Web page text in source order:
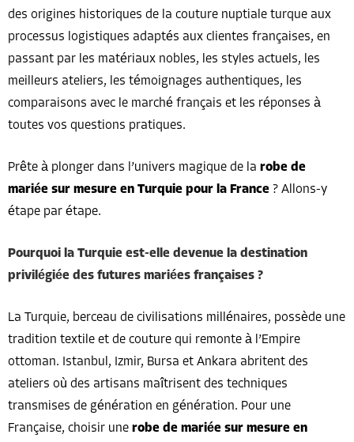
des origines historiques de la couture nuptiale turque aux
processus logistiques adaptés aux clientes françaises, en
passant par les matériaux nobles, les styles actuels, les
meilleurs ateliers, les témoignages authentiques, les
comparaisons avec le marché français et les réponses à
toutes vos questions pratiques.
Prête à plonger dans l’univers magique de la robe de
mariée sur mesure en Turquie pour la France ? Allons-y
étape par étape.
Pourquoi la Turquie est-elle devenue la destination
privilégiée des futures mariées françaises ?
La Turquie, berceau de civilisations millénaires, possède une
tradition textile et de couture qui remonte à l’Empire
ottoman. Istanbul, Izmir, Bursa et Ankara abritent des
ateliers où des artisans maîtrisent des techniques
transmises de génération en génération. Pour une
Française, choisir une robe de mariée sur mesure en